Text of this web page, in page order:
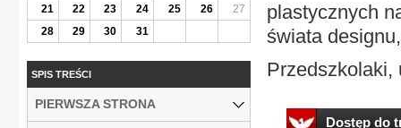
plastycznych
świata
Przedszkolaki,
Dostęp do
21
22 23 24 25 26
27
28
29 30 31
SPIS TREŚCI
PIERWSZA STRONA